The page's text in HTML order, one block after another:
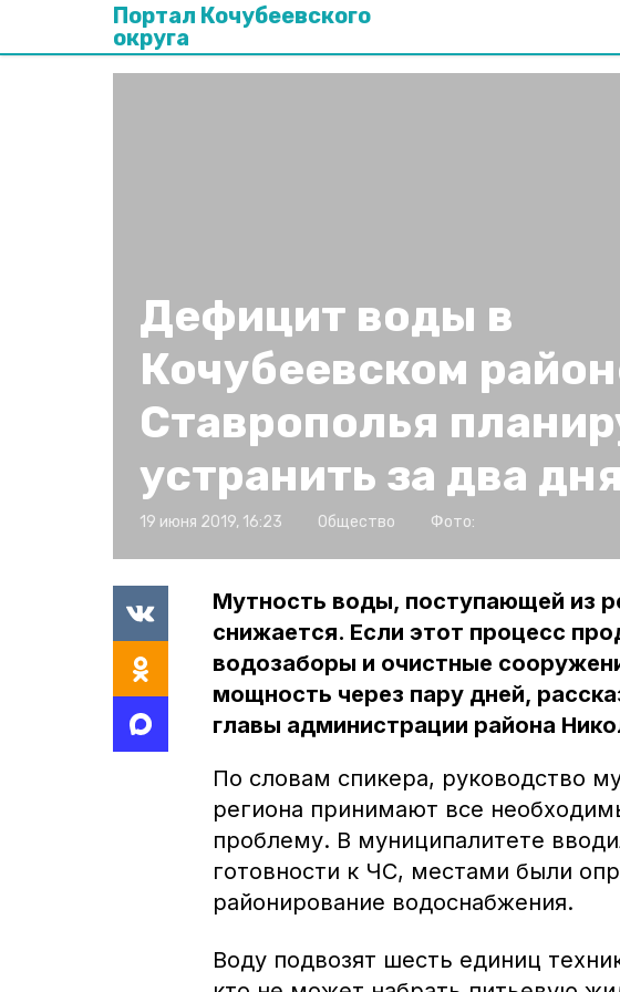
Портал Кочубеевского
округа
Дефицит воды в
Кочубеевском
Ставрополья
устранить за два дня
19 июня 2019, 16:23 Общество Фото:
Мутность воды, поступающей из
снижается. Если этот процесс
водозаборы и очистные
мощность через пару дней,
главы администрации района
По словам спикера, руководство
региона принимают все
проблему. В муниципалитете
готовности к ЧС, местами были
районирование водоснабжения.
Воду подвозят шесть единиц